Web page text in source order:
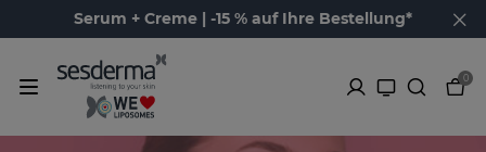
Serum + Creme | -15 % auf Ihre Bestellung*
0